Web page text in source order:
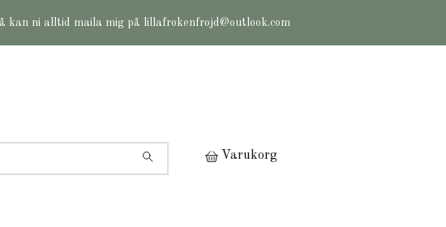
kan ni alltid maila mig på lillafrokenfrojd@outlook.com
Varukorg